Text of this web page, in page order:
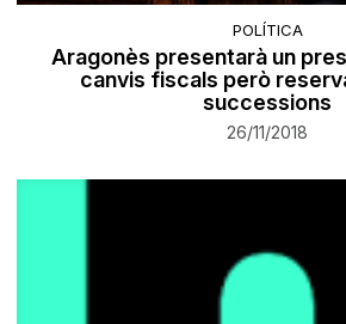
POLÍTICA
Aragonès presentarà un
canvis fiscals però
successions
26/11/2018